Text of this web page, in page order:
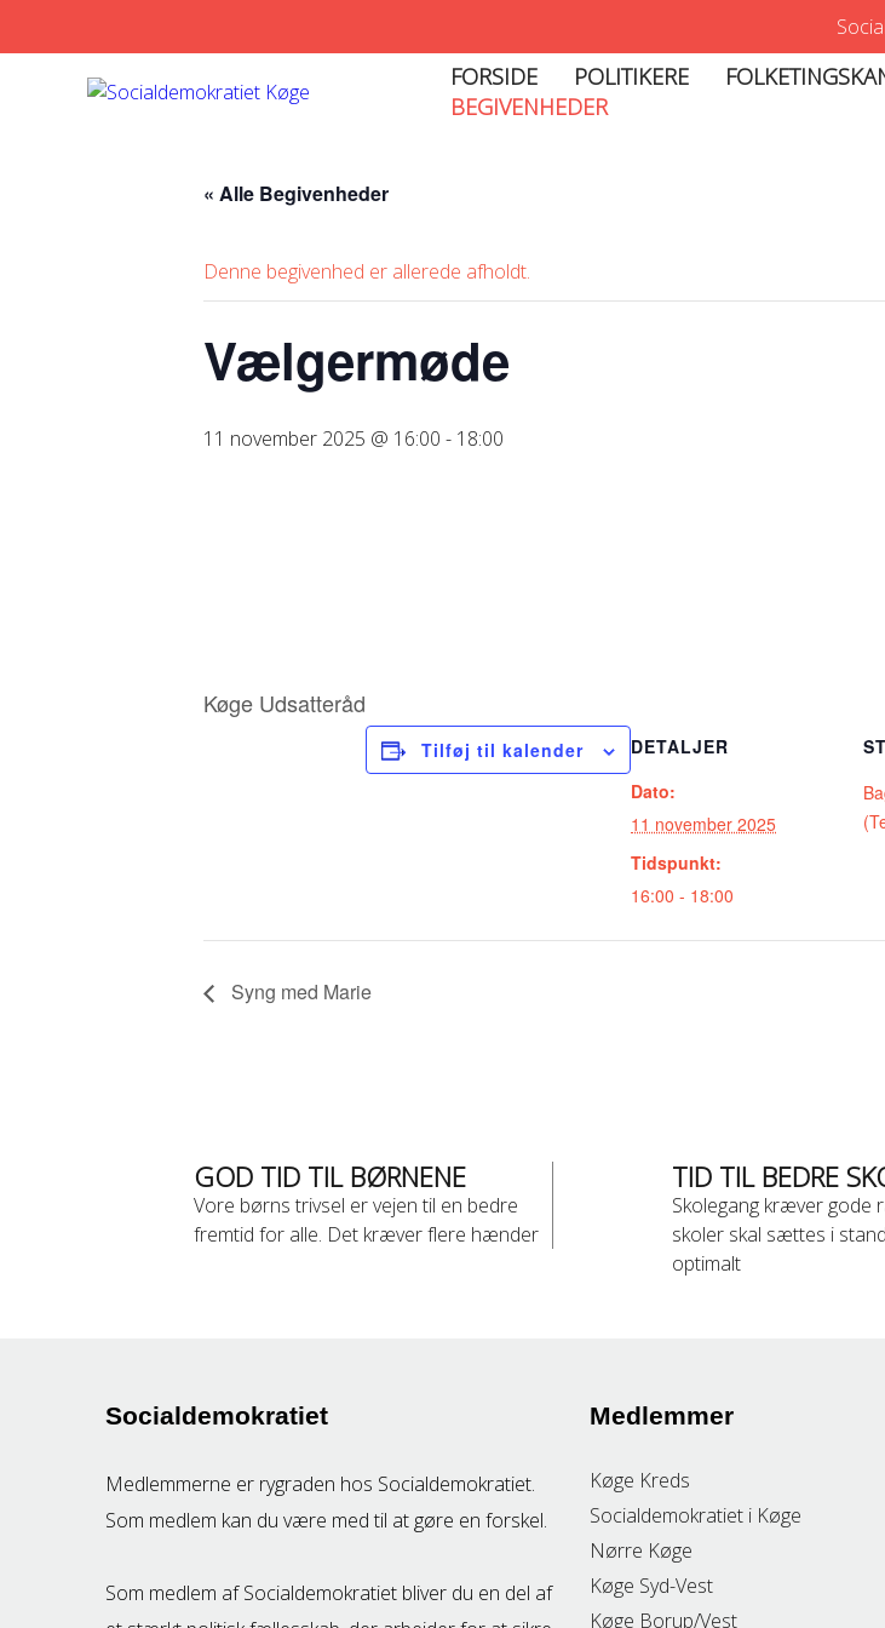
FORSIDE POLITIKERE
BEGIVENHEDER
« Alle Begivenheder
Denne begivenhed er allerede afholdt.
Vælgermøde
11 november 2025 @ 16:00 - 18:00
Køge Udsatteråd
Tilføj til kalender
DETALJER
Dato:
11 november 2025
Tidspunkt:
16:00 - 18:00
Syng med Marie
GOD TID TIL BØRNENE
Vore børns trivsel er vejen til en bedre
fremtid for alle. Det kræver flere hænder
TID TIL BEDRE
Skolegang kræver gode
skoler skal sættes i
optimalt
Socialdemokratiet
Medlemmerne er rygraden hos Socialdemokratiet.
Som medlem kan du være med til at gøre en forskel.
Som medlem af Socialdemokratiet bliver du en del af
Medlemmer
Køge Kreds
Socialdemokratiet i Køge
Nørre Køge
Køge Syd-Vest
Køge Borup/Vest